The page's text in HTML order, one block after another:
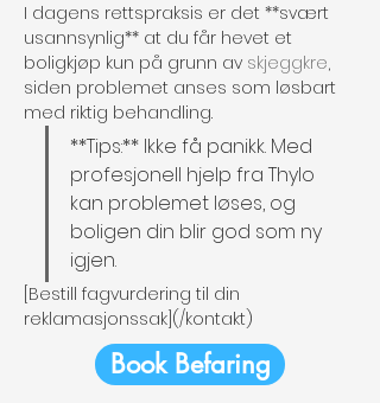
I dagens rettspraksis er det **svært
usannsynlig** at du får hevet et
boligkjøp kun på grunn av skjeggkre,
siden problemet anses som løsbart
med riktig behandling.
**Tips:** Ikke få panikk. Med
profesjonell hjelp fra Thylo
kan problemet løses, og
boligen din blir god som ny
igjen.
[Bestill fagvurdering til din
reklamasjonssak](/kontakt)
Book Befaring